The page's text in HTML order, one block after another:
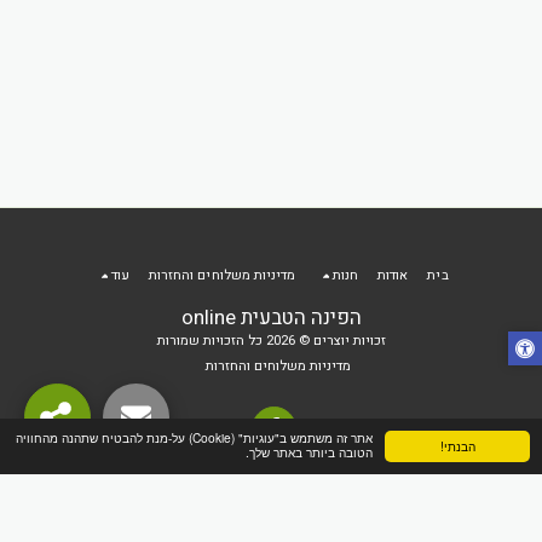
הבנתי!
אתר זה משתמש ב"עוגיות" (Cookie) על-מנת להבטיח שתהנה מהחוויה
הטובה ביותר באתר שלך.
הפינה הטבעית online
זכויות יוצרים © 2026 כל הזכויות שמורות
מדיניות משלוחים והחזרות
בית אודות חנות מדיניות משלוחים והחזרות עוד